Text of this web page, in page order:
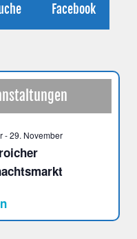
Facebook
-29. November